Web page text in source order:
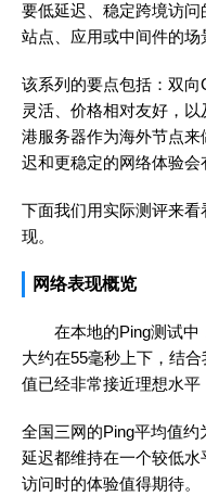
要低延迟、稳定跨境访
站点、应用或中间件的场
该系列的要点包括：双
灵活、价格相对友好，
港服务器作为海外节点
迟和更稳定的网络体验会
下面我们用实际测评来
现。
网络表现概览
在本地的Ping测试
大约在55毫秒上下，结
值已经非常接近理想水平
全国三网的Ping平均值
延迟都维持在一个较低
访问时的体验值得期待。